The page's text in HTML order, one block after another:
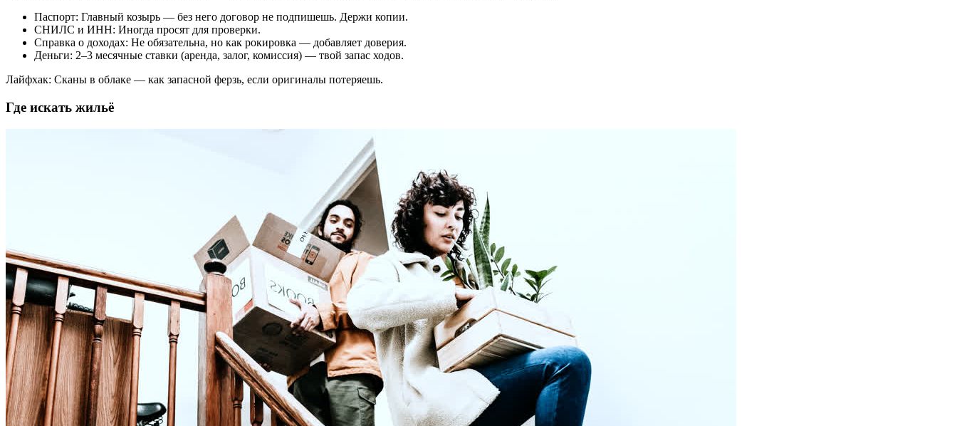
Паспорт: Главный козырь — без него договор не подпишешь. Держи копии.
СНИЛС и ИНН: Иногда просят для проверки.
Справка о доходах: Не обязательна, но как рокировка — добавляет доверия.
Деньги: 2–3 месячные ставки (аренда, залог, комиссия) — твой запас ходов.
Лайфхак: Сканы в облаке — как запасной ферзь, если оригиналы потеряешь.
Где искать жильё